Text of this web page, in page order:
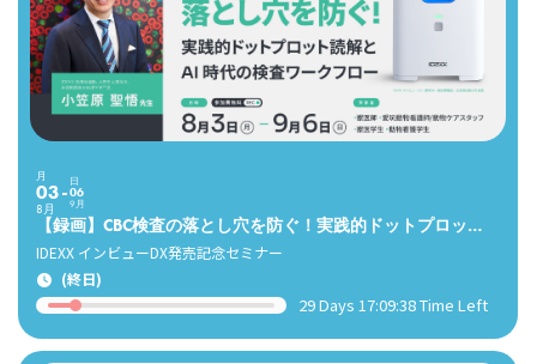
月
03
8月
日
06
9月
【録画】CBC検査の落とし穴を防ぐ！実践的ドットプロット読解とAI時代の検査ワークフロー（小笠原先生）
IDEXX インビューDX発売記念セミナー
(終日)
29 Days 17:09:36 Time Left